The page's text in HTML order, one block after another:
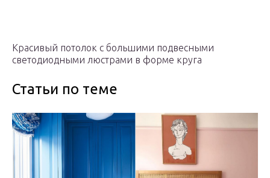
Красивый потолок с большими подвесными
светодиодными люстрами в форме круга
Статьи по теме